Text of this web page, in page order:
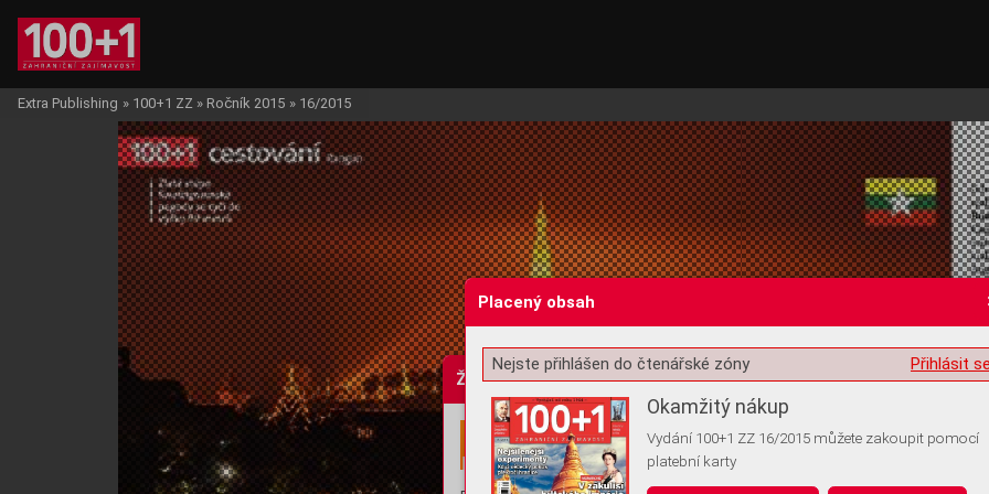
Žádost o souhlas s ukládáním volitelných informací
Extra Publishing » 100+1 ZZ » Ročník 2015 » 16/2015
Placený obsah
Přihlásit
Nejste přihlášen do čtenářské zóny
Okamžitý nákup
Vydání 100+1 ZZ 16/2015 můžete zakoupit pomocí
platební karty